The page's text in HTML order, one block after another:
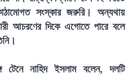
সংস্কার জরুরি। অন্যথায়
আচরণের দিকে এগোতে পারে বলে
টেনে নাহিদ ইসলাম বলেন, দলটি